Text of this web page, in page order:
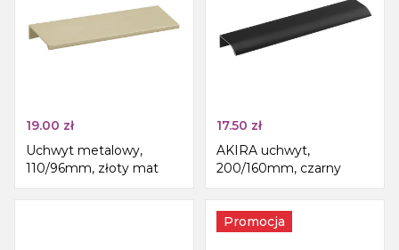
19.00 zł
Uchwyt metalowy,
110/96mm, złoty mat
17.50 zł
AKIRA uchwyt,
200/160mm, czarny
Promocja